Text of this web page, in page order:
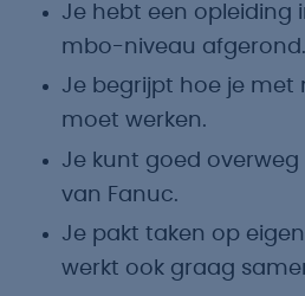
Je hebt een opleiding
mbo-niveau afgerond.
Je begrijpt hoe je
moet werken.
Je kunt goed
van Fanuc.
Je pakt taken op
werkt ook graag